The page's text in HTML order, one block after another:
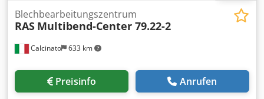
Calcinato 633 km
Blechbearbeitungszentrum
RAS Multibend-Center 79.22-2
Preisinfo Anrufen